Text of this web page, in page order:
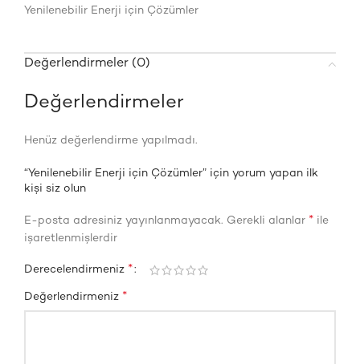
Yenilenebilir Enerji için Çözümler
Değerlendirmeler (0)
Değerlendirmeler
Henüz değerlendirme yapılmadı.
“Yenilenebilir Enerji için Çözümler” için yorum yapan ilk
kişi siz olun
E-posta adresiniz yayınlanmayacak. Gerekli alanlar * ile
işaretlenmişlerdir
Derecelendirmeniz *
Değerlendirmeniz *